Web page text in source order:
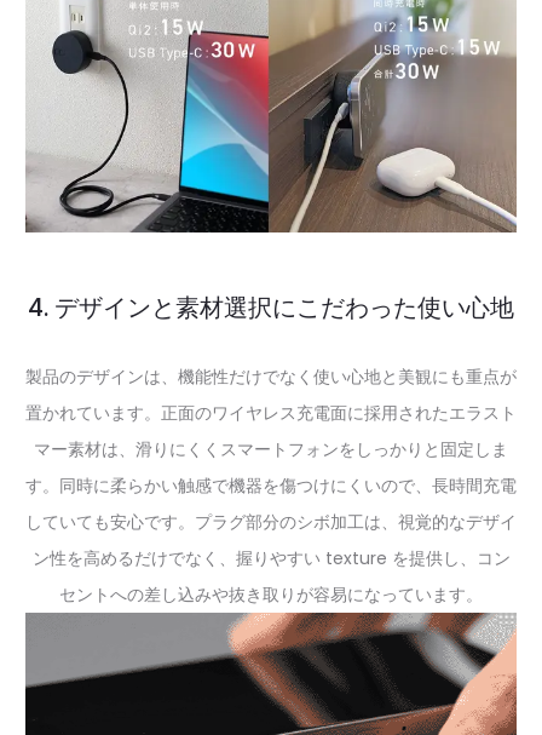
4. デザインと素材選択にこだわった使い心地
製品のデザインは、機能性だけでなく使い心地と美観にも重点が
置かれています。正面のワイヤレス充電面に採用されたエラスト
マー素材は、滑りにくくスマートフォンをしっかりと固定しま
す。同時に柔らかい触感で機器を傷つけにくいので、長時間充電
していても安心です。プラグ部分のシボ加工は、視覚的なデザイ
ン性を高めるだけでなく、握りやすい texture を提供し、コン
セントへの差し込みや抜き取りが容易になっています。